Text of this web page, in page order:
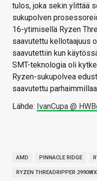
tulos, joka sekin ylittää
sukupolven
16-ytimisellä Ryzen
saavutettu kellotaajuus
saavutettiin kun
SMT-teknologia oli
Ryzen-sukupolvea
saavutettu
Lähde: IvanCupa @
AMD PINNACLE RIDGE
RYZEN THREADRIPPER 2990WX